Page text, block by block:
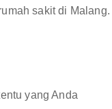
sakit di Malang.
yang Anda